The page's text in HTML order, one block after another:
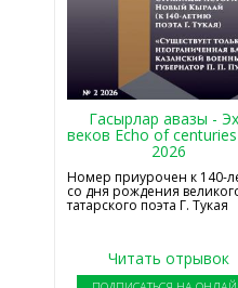
Гасырлар авазы -
веков Echo of
2026
Номер приурочен к 140-
со дня рождения
татарского поэта Г. Тукая
Читать отрывок